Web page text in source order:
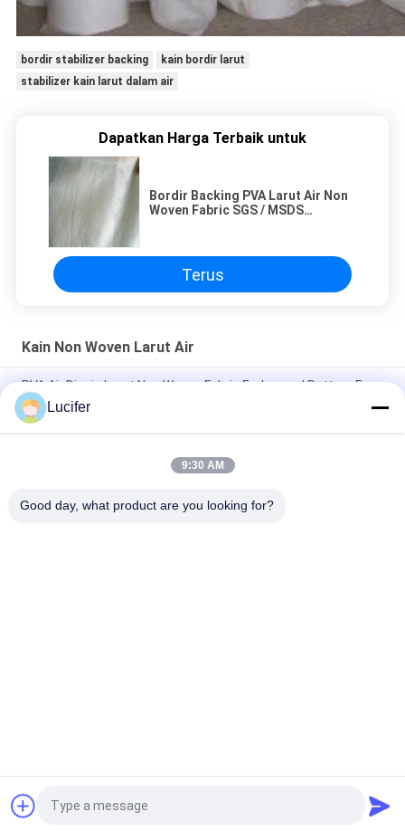
bordir stabilizer backing
kain bordir larut
stabilizer kain larut dalam air
Dapatkan Harga Terbaik untuk
Bordir Backing PVA Larut Air Non
Woven Fabric SGS / MSDS
Terus
Kain Non Woven Larut Air
PVA Air Dingin Larut Non Woven Fabric Embossed Pattern For
Embroidery
Embossed Cold Water Soluble Fabric, 100% Bordir Backing PVA
30gsm Larut Air Non Woven Fabric / Melarutkan Bordir Kain
Quote request suatu
Lucifer
9:30 AM
Good day, what product are you looking for?